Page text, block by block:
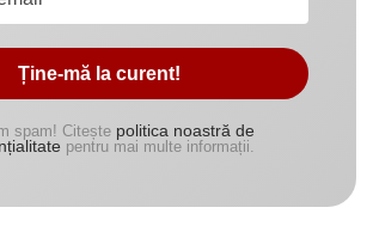
spam! Citește politica noastră de
pentru mai multe informații.